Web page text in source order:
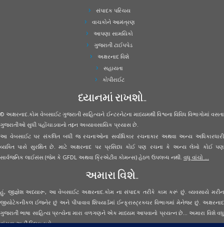
સંપાદક પરિચય
વાચકોને આમંત્રણ
આપણા સામયિકો
ગુજરાતી ટાઈપપેડ
અક્ષરનાદ વિશે
સહાયતા
કોપીરાઈટ
ધ્યાનમાં રાખશો..
© અક્ષરનાદ.કોમ વેબસાઈટ ગુજરાતી સાહિત્યને ઈન્ટરનેટના માધ્યમથી વિશ્વના વિવિધ વિભાગોમાં વસતા
ગુજરાતીઓ સુધી પહોંચાડવાનો તદ્દન અવ્યાવસાયિક પ્રયાસ છે.
આ વેબસાઈટ પર સંકલિત બધી જ રચનાઓના સર્વાધિકાર રચનાકાર અથવા અન્ય અધિકારધારી
વ્યક્તિ પાસે સુરક્ષિત છે. માટે અક્ષરનાદ પર પ્રસિધ્ધ કોઈ પણ રચના કે અન્ય લેખો કોઈ પણ
સાર્વજનિક લાઈસંસ (જેમ કે GFDL અથવા ક્રિએટીવ કોમન્સ) હેઠળ ઉપલબ્ધ નથી. વધુ વાંચો ...
અમારા વિશે..
હું, જીજ્ઞેશ અધ્યારૂ, આ વેબસાઈટ અક્ષરનાદ.કોમ ના સંપાદક તરીકે કામ કરૂં છું. વ્યવસાયે મરીન
જીયોટેકનીકલ ઈજનેર છું અને પીપાવાવ શિપયાર્ડમાં ઈન્ફ્રાસ્ટ્રક્ચર વિભાગમાં મેનેજર છું. અક્ષરનાદ
ગુજરાતી ભાષા સાહિત્ય પ્રત્યેના મારા વળગણને એક માધ્યમ આપવાનો પ્રયત્ન છે... અમારા વિશે વધુ
વાંચવાઅહીં ક્લિક કરો...